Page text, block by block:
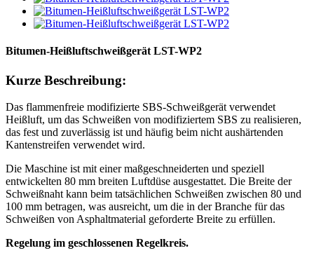
Bitumen-Heißluftschweißgerät LST-WP2
Kurze Beschreibung:
Das flammenfreie modifizierte SBS-Schweißgerät verwendet
Heißluft, um das Schweißen von modifiziertem SBS zu realisieren,
das fest und zuverlässig ist und häufig beim nicht aushärtenden
Kantenstreifen verwendet wird.
Die Maschine ist mit einer maßgeschneiderten und speziell
entwickelten 80 mm breiten Luftdüse ausgestattet. Die Breite der
Schweißnaht kann beim tatsächlichen Schweißen zwischen 80 und
100 mm betragen, was ausreicht, um die in der Branche für das
Schweißen von Asphaltmaterial geforderte Breite zu erfüllen.
Regelung im geschlossenen Regelkreis.